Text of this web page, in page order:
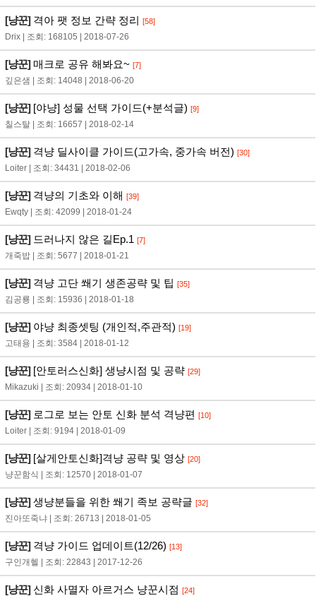
[냥꾼]격아 팻 정보 간략 정리 [58]
Drix | 조회: 168105 | 2018-07-26
[냥꾼]매크로 공유 해봐요~ [7]
깊은샘 | 조회: 14048 | 2018-06-20
[냥꾼][야냥] 성물 선택 가이드(+분석글) [9]
칠스탈 | 조회: 16657 | 2018-02-14
[냥꾼]격냥 딜사이클 가이드(고가속, 중가속 버전) [30]
Loiter | 조회: 34431 | 2018-02-06
[냥꾼]격냥의 기초와 이해 [39]
Ewqty | 조회: 42099 | 2018-01-24
[냥꾼]드러나지 않은 길Ep.1 [7]
개죽밥 | 조회: 5677 | 2018-01-21
[냥꾼]격냥 고단 쐐기 생존공략 및 팁 [35]
김공룡 | 조회: 15936 | 2018-01-18
[냥꾼]야냥 최종셋팅 (개인적,주관적) [19]
고태용 | 조회: 3584 | 2018-01-12
[냥꾼][안토러스신화] 생냥시점 및 공략 [29]
Mikazuki | 조회: 20934 | 2018-01-10
[냥꾼]로그로 보는 안토 신화 분석 격냥편 [10]
Loiter | 조회: 9194 | 2018-01-09
[냥꾼][살게안토신화]격냥 공략 및 영상 [20]
냥꾼함식 | 조회: 12570 | 2018-01-07
[냥꾼]생냥분들을 위한 쐐기 족보 공략글 [32]
진아또죽냐 | 조회: 26713 | 2018-01-05
[냥꾼]격냥 가이드 업데이트(12/26) [13]
구인개헬 | 조회: 22843 | 2017-12-26
[냥꾼]신화 사멸자 아르거스 냥꾼시점 [24]